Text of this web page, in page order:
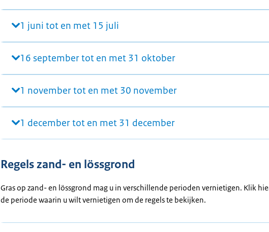
1 juni tot en met 15 juli
16 september tot en met 31 oktober
1 november tot en met 30 november
1 december tot en met 31 december
Regels zand- en lössgrond
Gras op zand- en lössgrond mag u in verschillende perioden vernietigen. Klik
de periode waarin u wilt vernietigen om de regels te bekijken.